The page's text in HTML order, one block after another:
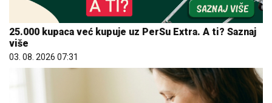
25.000 kupaca već kupuje uz PerSu Extra. A ti? Saznaj
više
03. 08. 2026 07:31